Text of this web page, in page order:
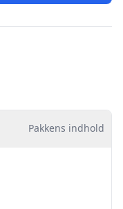
Pakkens indhold